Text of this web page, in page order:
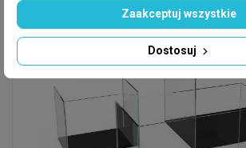
cieszyć się pięknem ryb i roślin z
pokoju.
Dostosuj
Zaakceptuj wszystkie